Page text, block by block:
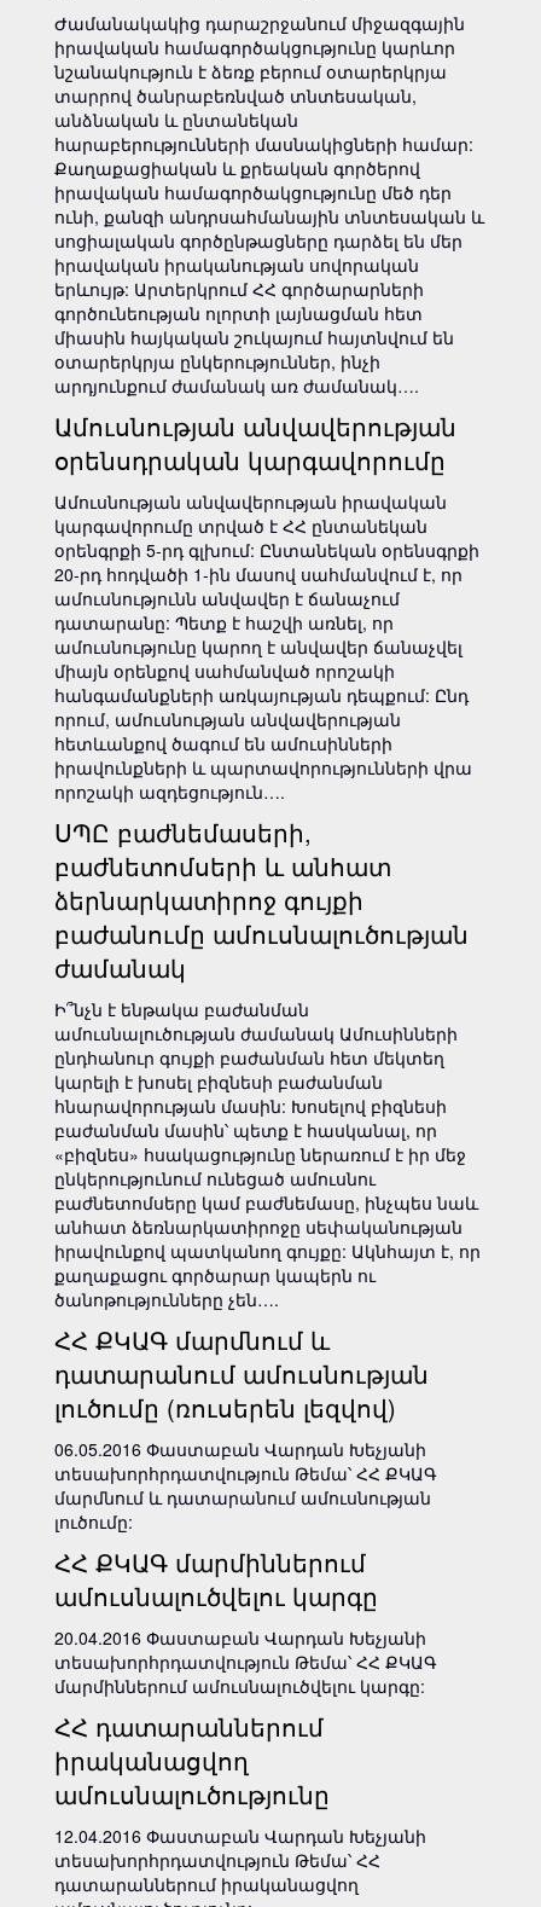
Ժամանակակից դարաշրջանում միջազգային
իրավական համագործակցությունը կարևոր
նշանակություն է ձեռք բերում օտարերկրյա
տարրով ծանրաբեռնված տնտեսական,
անձնական և ընտանեկան
հարաբերությունների մասնակիցների համար:
Քաղաքացիական և քրեական գործերով
իրավական համագործակցությունը մեծ դեր
ունի, քանզի անդրսահմանային տնտեսական և
սոցիալական գործընթացները դարձել են մեր
իրավական իրականության սովորական
երևույթ: Արտերկրում ՀՀ գործարարների
գործունեության ոլորտի լայնացման հետ
միասին հայկական շուկայում հայտնվում են
օտարերկրյա ընկերություններ, ինչի
արդյունքում ժամանակ առ ժամանակ….
Ամուսնության անվավերության
օրենսդրական կարգավորումը
Ամուսնության անվավերության իրավական
կարգավորումը տրված է ՀՀ ընտանեկան
օրենգրքի 5-րդ գլխում: Ընտանեկան օրենսգրքի
20-րդ հոդվածի 1-ին մասով սահմանվում է, որ
ամուսնությունն անվավեր է ճանաչում
դատարանը: Պետք է հաշվի առնել, որ
ամուսնությունը կարող է անվավեր ճանաչվել
միայն օրենքով սահմանված որոշակի
հանգամանքների առկայության դեպքում: Ընդ
որում, ամուսնության անվավերության
հետևանքով ծագում են ամուսինների
իրավունքների և պարտավորությունների վրա
որոշակի ազդեցություն….
ՍՊԸ բաժնեմասերի,
բաժնետոմսերի և անհատ
ձերնարկատիրոջ գույքի
բաժանումը ամուսնալուծության
ժամանակ
Ի՞նչն է ենթակա բաժանման
ամուսնալուծության ժամանակ Ամուսինների
ընդհանուր գույքի բաժանման հետ մեկտեղ
կարելի է խոսել բիզնեսի բաժանման
հնարավորության մասին: Խոսելով բիզնեսի
բաժանման մասին՝ պետք է հասկանալ, որ
«բիզնես» հսակացությունը ներառում է իր մեջ
ընկերությունում ունեցած ամուսնու
բաժնետոմսերը կամ բաժնեմասը, ինչպես նաև
անհատ ձեռնարկատիրոջը սեփականության
իրավունքով պատկանող գույքը: Ակնհայտ է, որ
քաղաքացու գործարար կապերն ու
ծանոթությունները չեն….
ՀՀ ՔԿԱԳ մարմնում և
դատարանում ամուսնության
լուծումը (ռուսերեն լեզվով)
06.05.2016 Փաստաբան Վարդան Խեչյանի
տեսախորհրդատվություն Թեմա՝ ՀՀ ՔԿԱԳ
մարմնում և դատարանում ամուսնության
լուծումը:
ՀՀ ՔԿԱԳ մարմիններում
ամուսնալուծվելու կարգը
20.04.2016 Փաստաբան Վարդան Խեչյանի
տեսախորհրդատվություն Թեմա՝ ՀՀ ՔԿԱԳ
մարմիններում ամուսնալուծվելու կարգը:
ՀՀ դատարաններում
իրականացվող
ամուսնալուծությունը
12.04.2016 Փաստաբան Վարդան Խեչյանի
տեսախորհրդատվություն Թեմա՝ ՀՀ
դատարաններում իրականացվող